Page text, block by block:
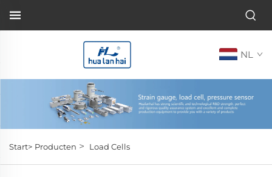
NL
Start> Producten > Load Cells